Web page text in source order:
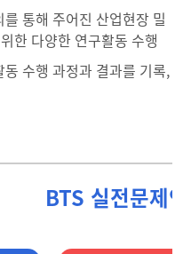
통해 주어진 산업현장 밀
한 다양한 연구활동 수행
수행 과정과 결과를 기록,
BTS 실전문제